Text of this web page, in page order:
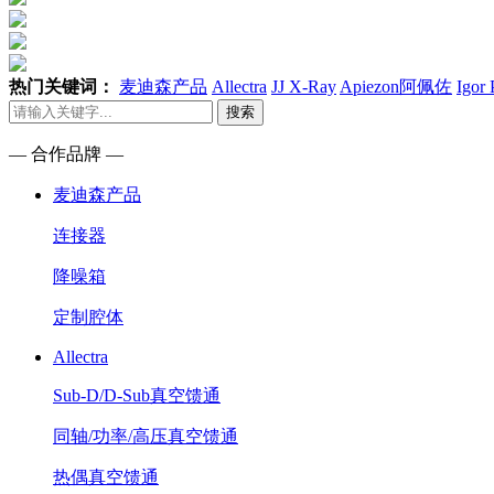
热门关键词： 麦迪森产品 Allectra JJ X-Ray Apiezon阿佩佐 Igor
搜索
— 合作品牌 —
麦迪森产品
连接器
降噪箱
定制腔体
Allectra
Sub-D/D-Sub真空馈通
同轴/功率/高压真空馈通
热偶真空馈通